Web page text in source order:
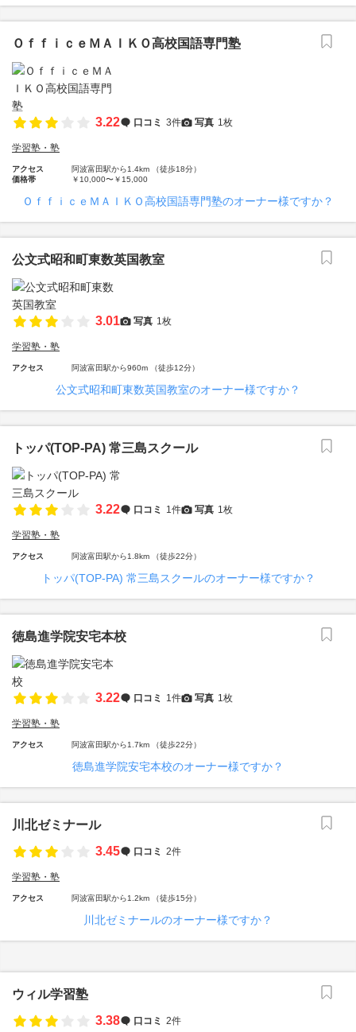
ＯｆｆｉｃｅＭＡＩＫＯ高校国語専門塾
3.22 口コミ 3件 写真 1枚
学習塾・塾
アクセス
阿波富田駅から1.4km （徒歩18分）
価格帯
￥10,000〜￥15,000
ＯｆｆｉｃｅＭＡＩＫＯ高校国語専門塾のオーナー様ですか？
公文式昭和町東数英国教室
3.01 写真 1枚
学習塾・塾
アクセス 阿波富田駅から960m （徒歩12分）
公文式昭和町東数英国教室のオーナー様ですか？
トッパ(TOP-PA) 常三島スクール
3.22 口コミ 1件 写真 1枚
学習塾・塾
アクセス 阿波富田駅から1.8km （徒歩22分）
トッパ(TOP-PA) 常三島スクールのオーナー様ですか？
徳島進学院安宅本校
3.22 口コミ 1件 写真 1枚
学習塾・塾
アクセス 阿波富田駅から1.7km （徒歩22分）
徳島進学院安宅本校のオーナー様ですか？
川北ゼミナール
3.45
口コミ 2件
学習塾・塾
アクセス 阿波富田駅から1.2km （徒歩15分）
川北ゼミナールのオーナー様ですか？
ウィル学習塾
3.38
口コミ 2件